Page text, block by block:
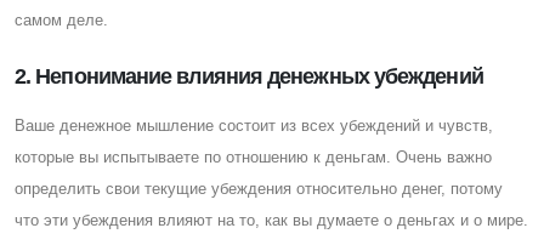
самом деле.
2. Непонимание влияния денежных убеждений
Ваше денежное мышление состоит из всех убеждений и чувств,
которые вы испытываете по отношению к деньгам. Очень важно
определить свои текущие убеждения относительно денег, потому
что эти убеждения влияют на то, как вы думаете о деньгах и о мире.